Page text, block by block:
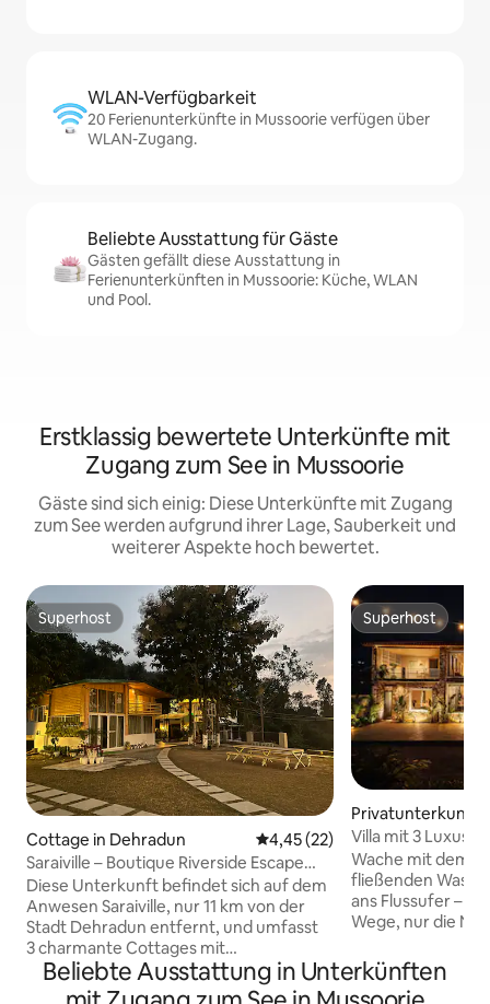
WLAN-Verfügbarkeit
20 Ferienunterkünfte in Mussoorie verfügen über
WLAN-Zugang.
Beliebte Ausstattung für Gäste
Gästen gefällt diese Ausstattung in
Ferienunterkünften in Mussoorie: Küche, WLAN
und Pool.
Erstklassig bewertete Unterkünfte mit
Zugang zum See in Mussoorie
Gäste sind sich einig: Diese Unterkünfte mit Zugang
zum See werden aufgrund ihrer Lage, Sauberkeit und
weiterer Aspekte hoch bewertet.
Superhost
Superhost
Cottage in Dehradun Durchschnittliche Bewertung:
4,45 (22)
Saraiville – Boutique Riverside Escape
(Ferienhäuser)
Diese Unterkunft befindet sich auf dem
Anwesen Saraiville, nur 11 km von der
Stadt Dehradun entfernt, und umfasst
3 charmante Cottages mit
2 Schlafzimmern, die sich ideal für 15–
16 Gäste eignen. Genieße den Blick auf
Superhost
Superhost
Privatunterkunft
Villa mit 3 Luxus-
Wache mit dem
fließenden
ans Flussufer –
Wege, nur die
Schlafzimmern,
Küche liegt direkt
Beliebte Ausstattung in Unterkünften